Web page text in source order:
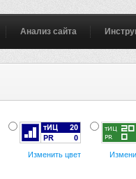
Анализ сайта
Изменить цвет